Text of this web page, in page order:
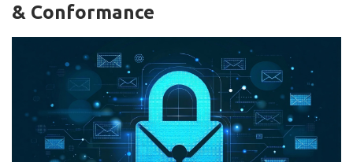
& Conformance